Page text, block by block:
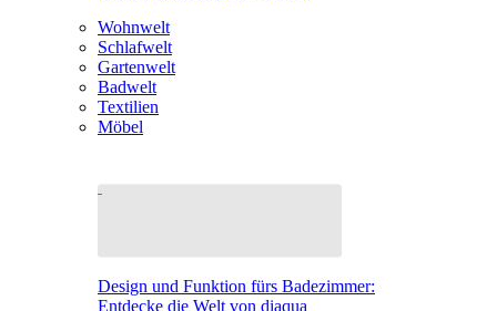
Wohnwelt
Schlafwelt
Gartenwelt
Badwelt
Textilien
Möbel
Design und Funktion fürs Badezimmer:
Entdecke die Welt von diaqua